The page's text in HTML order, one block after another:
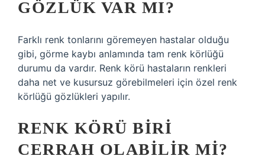
GÖZLÜK VAR MI?
Farklı renk tonlarını göremeyen hastalar olduğu
gibi, görme kaybı anlamında tam renk körlüğü
durumu da vardır. Renk körü hastaların renkleri
daha net ve kusursuz görebilmeleri için özel renk
körlüğü gözlükleri yapılır.
RENK KÖRÜ BIRI
CERRAH OLABILIR MI?